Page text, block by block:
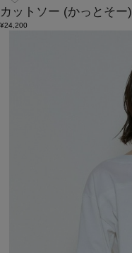
カットソー (かっとそー)
¥24,200